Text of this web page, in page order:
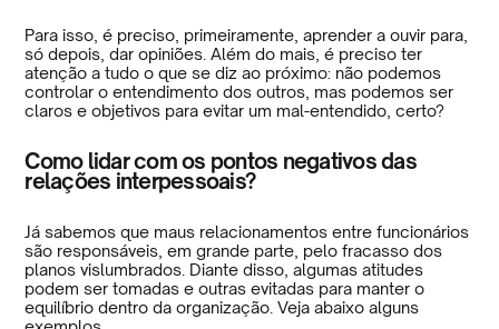
Para isso, é preciso, primeiramente, aprender a ouvir para,
só depois, dar opiniões. Além do mais, é preciso ter
atenção a tudo o que se diz ao próximo: não podemos
controlar o entendimento dos outros, mas podemos ser
claros e objetivos para evitar um mal-entendido, certo?
Como lidar com os pontos negativos das
relações interpessoais?
Já sabemos que maus relacionamentos entre funcionários
são responsáveis, em grande parte, pelo fracasso dos
planos vislumbrados. Diante disso, algumas atitudes
podem ser tomadas e outras evitadas para manter o
equilíbrio dentro da organização. Veja abaixo alguns